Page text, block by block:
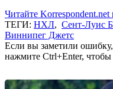
Читайте
ТЕГИ: НХЛ, Сент-Луис
Виннипег Джетс
Если вы заметили
нажмите Ctrl+Enter,